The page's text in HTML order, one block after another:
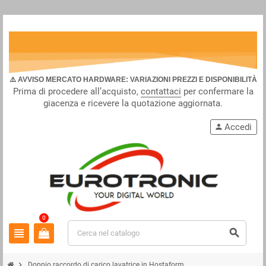
⚠️ AVVISO MERCATO HARDWARE: VARIAZIONI PREZZI E DISPONIBILITÀ
Prima di procedere all’acquisto, contattaci per confermare la
giacenza e ricevere la quotazione aggiornata.
view_headline
person Accedi
0
search